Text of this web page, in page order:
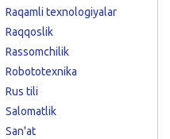
Raqamli texnologiyalar
Raqqoslik
Rassomchilik
Robototexnika
Rus tili
Salomatlik
San'at